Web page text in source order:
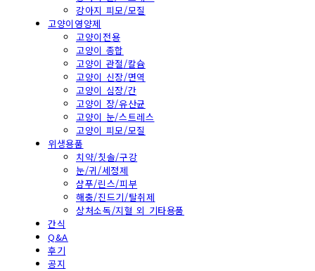
강아지 피모/모질
고양이영양제
고양이전용
고양이 종합
고양이 관절/칼슘
고양이 신장/면역
고양이 심장/간
고양이 장/유산균
고양이 눈/스트레스
고양이 피모/모질
위생용품
치약/칫솔/구강
눈/귀/세정제
샴푸/린스/피부
해충/진드기/탈취제
상처소독/지혈 외 기타용품
간식
Q&A
후기
공지